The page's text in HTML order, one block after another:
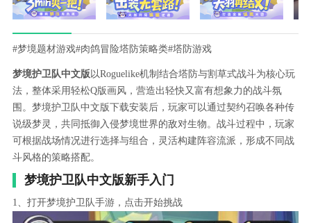
#梦境题材游戏#肉鸽冒险塔防策略类#塔防游戏
梦境护卫队中文版 以Roguelike机制结合塔防与割草式战斗为核心玩
法，整体采用轻松Q版画风，营造出轻快又富有想象力的战斗氛
围。梦境护卫队中文版下载安装后，玩家可以通过契约召唤各种传
说级梦灵，共同抵御入侵梦境世界的敌对生物。战斗过程中，玩家
可根据战场情况进行选择与组合，灵活构建阵容流派，形成不同战
斗风格的策略搭配。
梦境护卫队中文版新手入门
1、打开梦境护卫队手游，点击开始挑战